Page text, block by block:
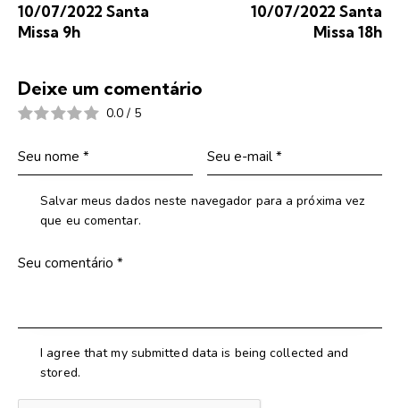
10/07/2022 Santa
Missa 9h
10/07/2022 Santa
Missa 18h
Deixe um comentário
0.0 / 5
Salvar meus dados neste navegador para a próxima vez
que eu comentar.
I agree that my submitted data is being collected and
stored.